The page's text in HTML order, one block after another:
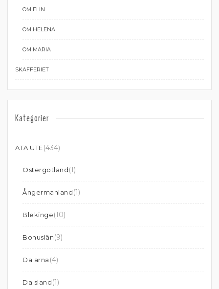
OM ELIN
OM HELENA
OM MARIA
SKAFFERIET
Kategorier
ÄTA UTE(434)
Östergötland(1)
Ångermanland(1)
Blekinge(10)
Bohuslän(9)
Dalarna (4)
Dalsland(1)